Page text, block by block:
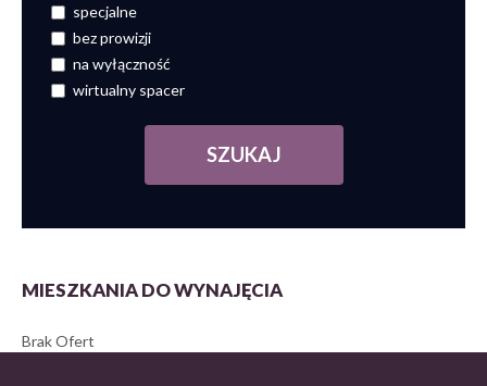
specjalne
bez prowizji
na wyłączność
wirtualny spacer
MIESZKANIA DO WYNAJĘCIA
Brak Ofert